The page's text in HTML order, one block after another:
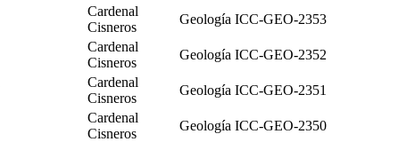
Cardenal
Cisneros
Geología ICC-GEO-2353
Cardenal
Cisneros
Geología ICC-GEO-2352
Cardenal
Cisneros
Geología ICC-GEO-2351
Cardenal
Cisneros
Geología ICC-GEO-2350